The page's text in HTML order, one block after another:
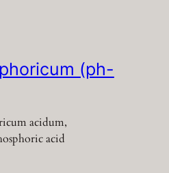
(ph-
acidum,
acid